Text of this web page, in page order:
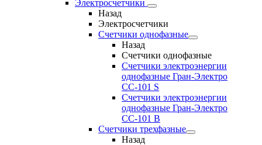
Электросчетчики
Назад
Электросчетчики
Счетчики однофазные
Назад
Счетчики однофазные
Счетчики электроэнергии
однофазные Гран-Электро
СС-101 S
Счетчики электроэнергии
однофазные Гран-Электро
СС-101 B
Счетчики трехфазные
Назад